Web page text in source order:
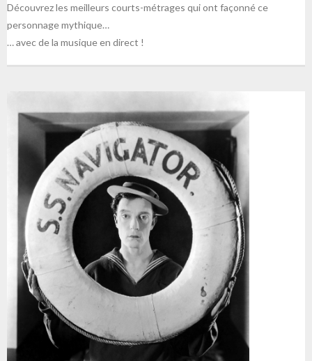
Découvrez les meilleurs courts-métrages qui ont façonné ce
personnage mythique…
… avec de la musique en direct !